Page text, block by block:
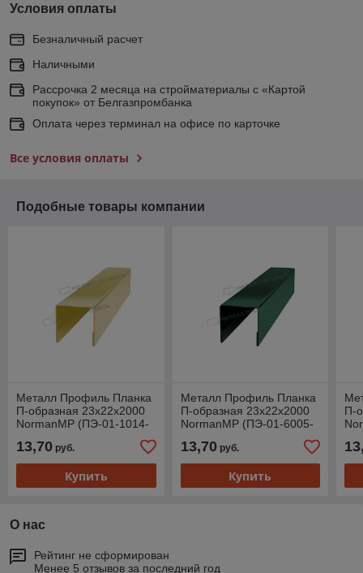
Условия оплаты
Безналичный расчет
Наличными
Рассрочка 2 месяца на стройматериалы с «Картой
покупок» от Белгазпромбанка
Оплата через терминал на офисе по карточке
Все условия оплаты
Подобные товары компании
Металл Профиль Планка
П-образная 23х22х2000
NormanMP (ПЭ-01-1014-
13,70 руб.
Купить
Металл Профиль Планка
П-образная 23х22х2000
NormanMP (ПЭ-01-6005-
13,70руб.
Купить
П-
О нас
Рейтинг не сформирован
Менее 5 отзывов за последний год